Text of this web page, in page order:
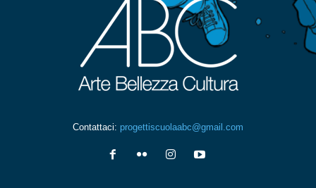
Contattaci: progettiscuolaabc@gmail.com